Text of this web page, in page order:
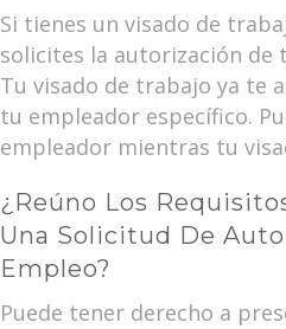
Si tienes un visado de
solicites la autorización de
Tu visado de trabajo ya te
tu empleador específico.
empleador mientras tu
¿Reúno Los
Una Solicitud De
Empleo?
Puede tener derecho a